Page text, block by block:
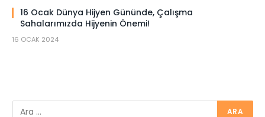
16 Ocak Dünya Hijyen Gününde, Çalışma
Sahalarımızda Hijyenin Önemi!
16 OCAK 2024